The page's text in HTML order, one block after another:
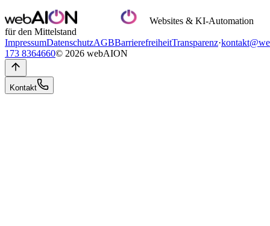
Websites & KI-Automation
für den Mittelstand
ImpressumDatenschutzAGBBarrierefreiheitTransparenz·
173 8364660© 2026 webAION
Kontakt